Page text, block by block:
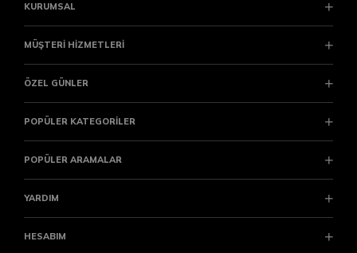
KURUMSAL
MÜŞTERİ HİZMETLERİ
ÖZEL GÜNLER
POPÜLER KATEGORİLER
POPÜLER ARAMALAR
YARDIM
HESABIM